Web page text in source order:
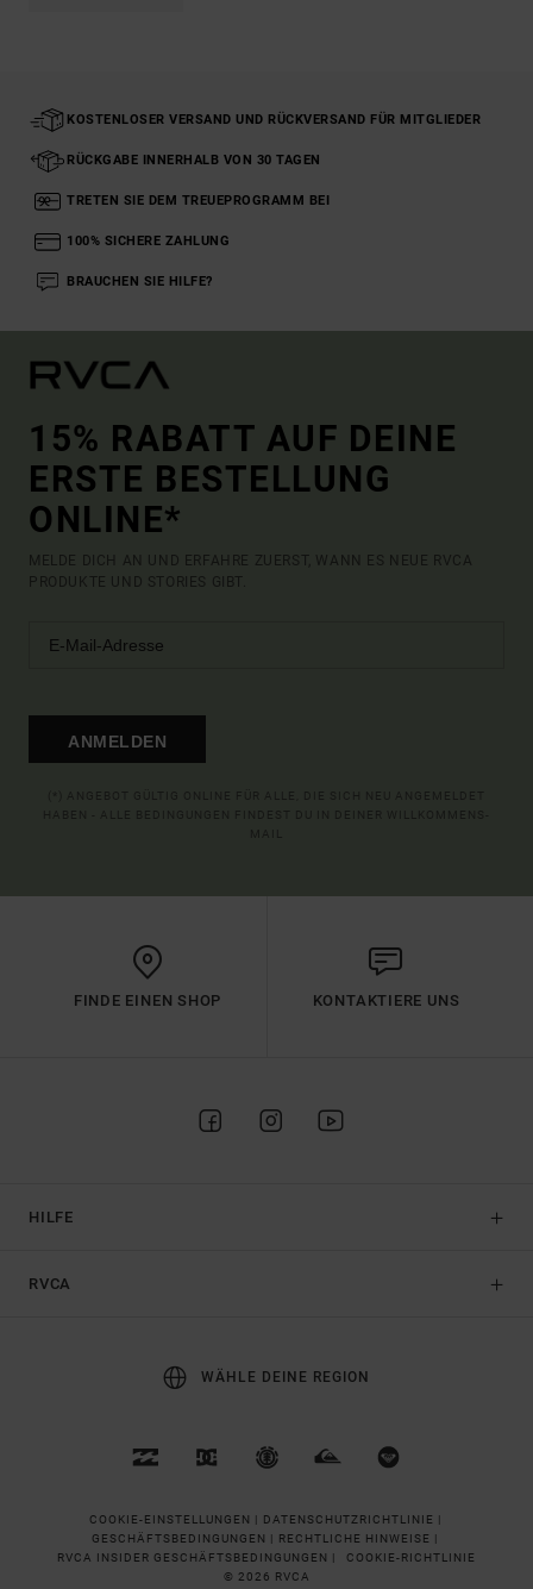
KOSTENLOSER VERSAND UND RÜCKVERSAND FÜR MITGLIEDER
RÜCKGABE INNERHALB VON 30 TAGEN
TRETEN SIE DEM TREUEPROGRAMM BEI
100% SICHERE ZAHLUNG
BRAUCHEN SIE HILFE?
15% RABATT AUF DEINE
ERSTE BESTELLUNG
ONLINE*
MELDE DICH AN UND ERFAHRE ZUERST, WANN ES NEUE RVCA
PRODUKTE UND STORIES GIBT.
ANMELDEN
FINDE EINEN SHOP KONTAKTIERE UNS
HILFE
RVCA
WÄHLE DEINE REGION
COOKIE-EINSTELLUNGEN | DATENSCHUTZRICHTLINIE |
GESCHÄFTSBEDINGUNGEN | RECHTLICHE HINWEISE |
RVCA INSIDER GESCHÄFTSBEDINGUNGEN |
COOKIE-RICHTLINIE
© 2026 RVCA